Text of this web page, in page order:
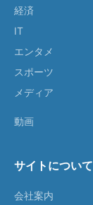
経済
IT
エンタメ
スポーツ
メディア
動画
サイトについて
会社案内